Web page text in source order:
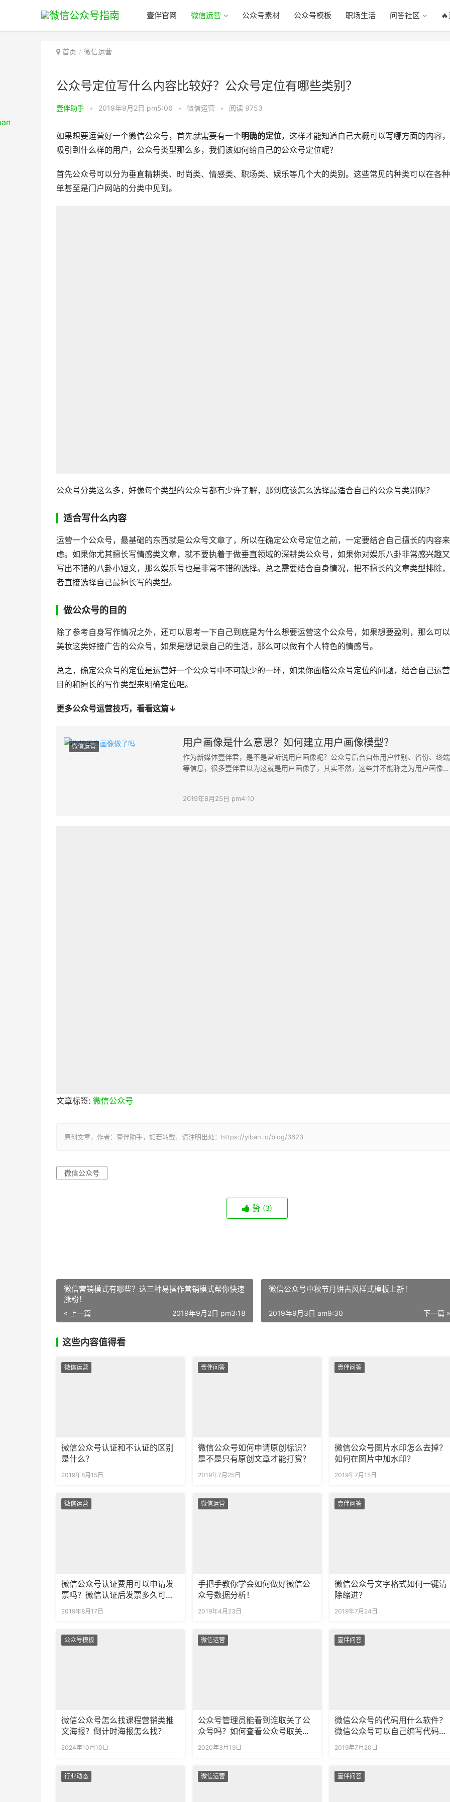
壹伴官网 微信运营 公众号素材 公众号模板 职场生活 问答社区
首页 微信运营
公众号定位写什么内容比较好？公众号定位有哪些类别？
壹伴助手 • 2019年9月2日 pm5:06 • 微信运营 • 阅读 9753
如果想要运营好一个微信公众号，首先就需要有一个明确的定位，这样才能知道自己大概可以写哪方面的内容
吸引到什么样的用户，公众号类型那么多，我们该如何给自己的公众号定位呢？
首先公众号可以分为垂直精耕类、时尚类、情感类、职场类、娱乐等几个大的类别。这些常见的种类可以在各
单甚至是门户网站的分类中见到。
公众号分类这么多，好像每个类型的公众号都有少许了解，那到底该怎么选择最适合自己的公众号类别呢？
适合写什么内容
运营一个公众号，最基础的东西就是公众号文章了，所以在确定公众号定位之前，一定要结合自己擅长的内容
虑。如果你尤其擅长写情感类文章，就不要执着于做垂直领域的深耕类公众号，如果你对娱乐八卦非常感兴趣
写出不错的八卦小短文，那么娱乐号也是非常不错的选择。总之需要结合自身情况，把不擅长的文章类型排除
者直接选择自己最擅长写的类型。
做公众号的目的
除了参考自身写作情况之外，还可以思考一下自己到底是为什么想要运营这个公众号，如果想要盈利，那么可
美妆这类好接广告的公众号，如果是想记录自己的生活，那么可以做有个人特色的情感号。
总之，确定公众号的定位是运营好一个公众号中不可缺少的一环，如果你面临公众号定位的问题，结合自己运
目的和擅长的写作类型来明确定位吧。
更多公众号运营技巧，看看这篇↓
文章标签: 微信公众号
原创文章，作者：壹伴助手，如若转载，请注明出处：https://yiban.io/blog/3623
微信公众号
赞 (3)
微信营销模式有哪些？这三种易操作营销模式帮你快速
涨粉！
« 上一篇 2019年9月2日 pm3:18
微信公众号中秋节月饼古风样式模板上新！
下一篇 »
2019年9月3日 am9:30
这些内容值得看
微信运营
微信公众号认证和不认证的区别
是什么？
2019年8月15日
壹伴问答
微信公众号如何申请原创标识？
是不是只有原创文章才能打赏？
2019年7月25日
壹伴问答
微信公众号图片水印怎么去掉？
如何在图片中加水印？
2019年7月15日
微信运营
微信公众号认证费用可以申请发
票吗？微信认证后发票多久可以
收到
2019年8月17日
微信运营
手把手教你学会如何做好微信公
众号数据分析！
2019年4月23日
壹伴问答
微信公众号文字格式如何一键清
除缩进？
2019年7月24日
公众号模板
微信公众号怎么找课程营销类推
文海报？倒计时海报怎么找？
2024年10月10日
微信运营
公众号管理员能看到谁取关了公
众号吗？如何查看公众号取关名
2020年3月19日
壹伴问答
微信公众号的代码用什么软件？
微信公众号可以自己编写代码
吗？
2019年7月20日
行业动态 微信运营 壹伴问答